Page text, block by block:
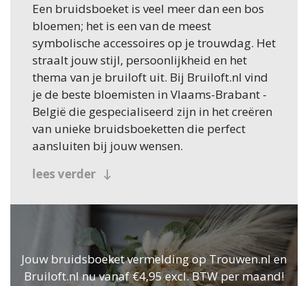
Jouw bruidsboeket vermelding op Trouwen.nl en
Bruiloft.nl nu vanaf €4,95 excl. BTW per maand!
Een bruidsboeket is veel meer dan een bos
bloemen; het is een van de meest
symbolische accessoires op je trouwdag. Het
straalt jouw stijl, persoonlijkheid en het
thema van je bruiloft uit. Bij Bruiloft.nl vind
je de beste bloemisten in Vlaams-Brabant -
België die gespecialiseerd zijn in het creëren
van unieke bruidsboeketten die perfect
aansluiten bij jouw wensen.
Of je nu droomt van een klassiek boeket met
geheel unieks zoals gedroogde bloemen, de
professionals op onze pagina hebben de
expertise om jouw droomboeket te
realiseren. Zij houden rekening met jouw
jurk, de locatie en zelfs de kleurenthema’s
lees verder